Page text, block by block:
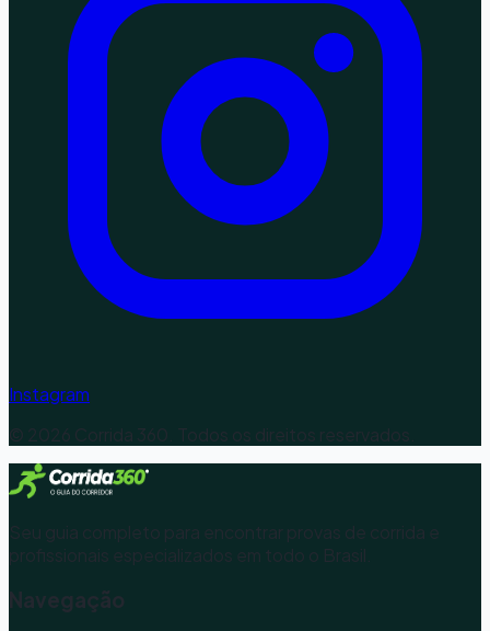
Instagram
© 2026 Corrida 360. Todos os direitos reservados.
Seu guia completo para encontrar provas de corrida e
profissionais especializados em todo o Brasil.
Navegação